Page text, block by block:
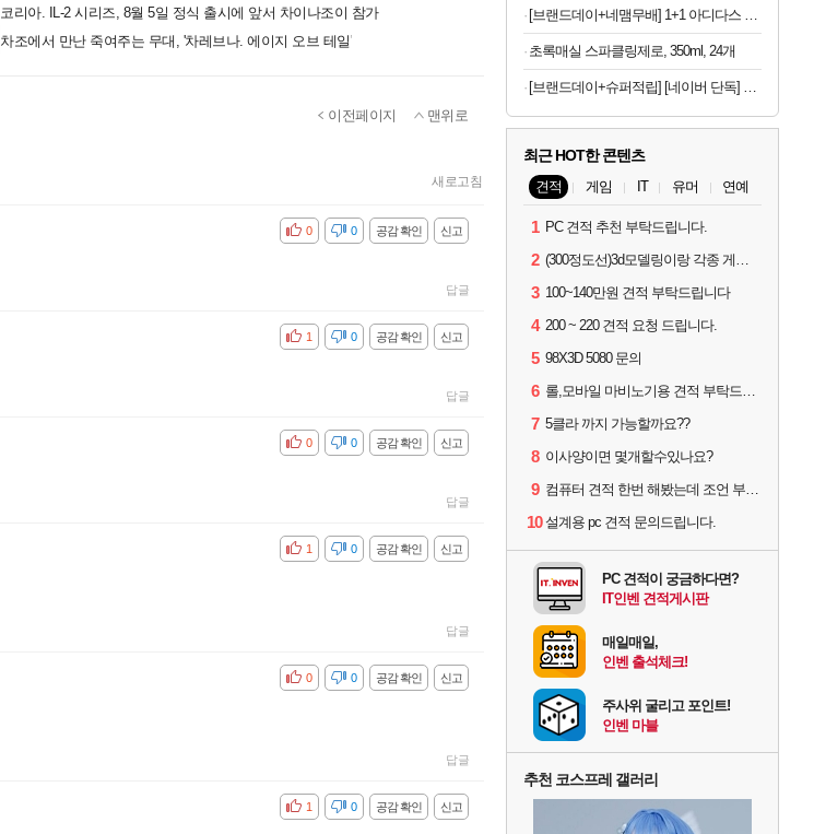
코리아. IL-2 시리즈, 8월 5일 정식 출시에 앞서 차이나조이 참가
차조에서 만난 죽여주는 무대, '차레브나. 에이지 오브 테일'
이전페이지 맨위로
새로고침
신고
공감 확인
비공감 0
0
답글
신고
공감 확인
비공감 0
1
답글
신고
공감 확인
비공감 0
0
답글
신고
공감 확인
비공감 0
1
답글
신고
공감 확인
비공감 0
0
답글
신고
공감 확인
비공감 0
1
[브랜드데이+네맴무배] 1+1 아디다스 퍼포먼스 무릎보호대 니슬리브 배구 헬스 축구 러닝 농구 운동 등산 테니스
초록매실 스파클링제로, 350ml, 24개
[브랜드데이+슈퍼적립] [네이버 단독] 셀렉스 프로핏 버라이어티팩(총 8입)
최근 HOT한 콘텐츠
견적 게임 IT 유머 연예
1 PC 견적 추천 부탁드립니다.
2 (300정도선)3d모델링이랑 각종 게임을 하는데 견적부탁드립니다!300정도선
3 100~140만원 견적 부탁드립니다
4 200 ~ 220 견적 요청 드립니다.
5 98X3D 5080 문의
6 롤,모바일 마비노기용 견적 부탁드립니다(예산150으로 수정)
7 5클라 까지 가능할까요??
8 이사양이면 몇개할수있나요?
9 컴퓨터 견적 한번 해봤는데 조언 부탁드립니다
10 설계용 pc 견적 문의드립니다.
PC 견적이 궁금하다면?
IT인벤 견적게시판
매일매일,
인벤 출석체크!
주사위 굴리고 포인트!
인벤 마블
추천 코스프레 갤러리